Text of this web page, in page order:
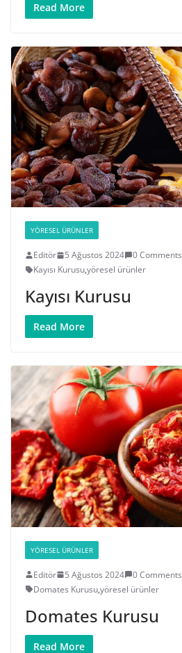
Read More
YÖRESEL ÜRÜNLER
Editör 5 Ağustos 2024
0 Comments
Kayısı Kurusu,yöresel ürünler
Kayısı Kurusu
Read More
YÖRESEL ÜRÜNLER
Editör 5 Ağustos 2024
0 Comments
Domates Kurusu,yöresel ürünler
Domates Kurusu
Read More